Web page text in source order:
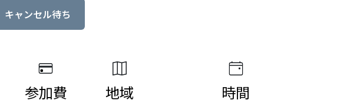
キャンセル待ち
参加費
地域 時間